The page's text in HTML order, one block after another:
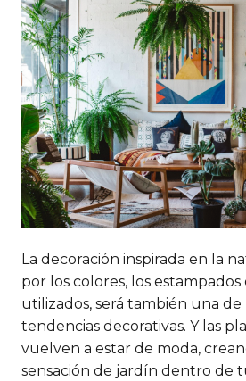
La decoración inspirada en la
por los colores, los
utilizados, será también una de
tendencias decorativas. Y las
vuelven a estar de moda,
sensación de jardín dentro de